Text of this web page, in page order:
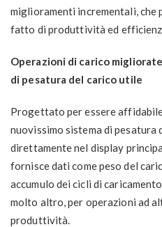
miglioramenti incrementali,
fatto di produttività ed
Operazioni di carico
di pesatura del carico utile
Progettato per essere
nuovissimo sistema di
direttamente nel display
fornisce dati come peso del
accumulo dei cicli di
molto altro, per operazioni ad
produttività.